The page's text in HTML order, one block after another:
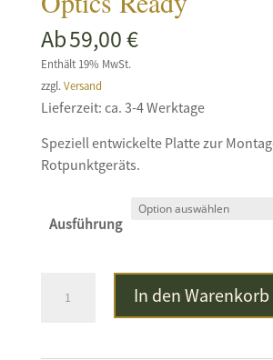
Ab59,00€
Enthält 19% MwSt.
zzgl.Versand
Lieferzeit: ca. 3-4 Werktage
Speziell entwickelte Platte zur
Rotpunktgeräts.
Ausführung
In den Warenkorb